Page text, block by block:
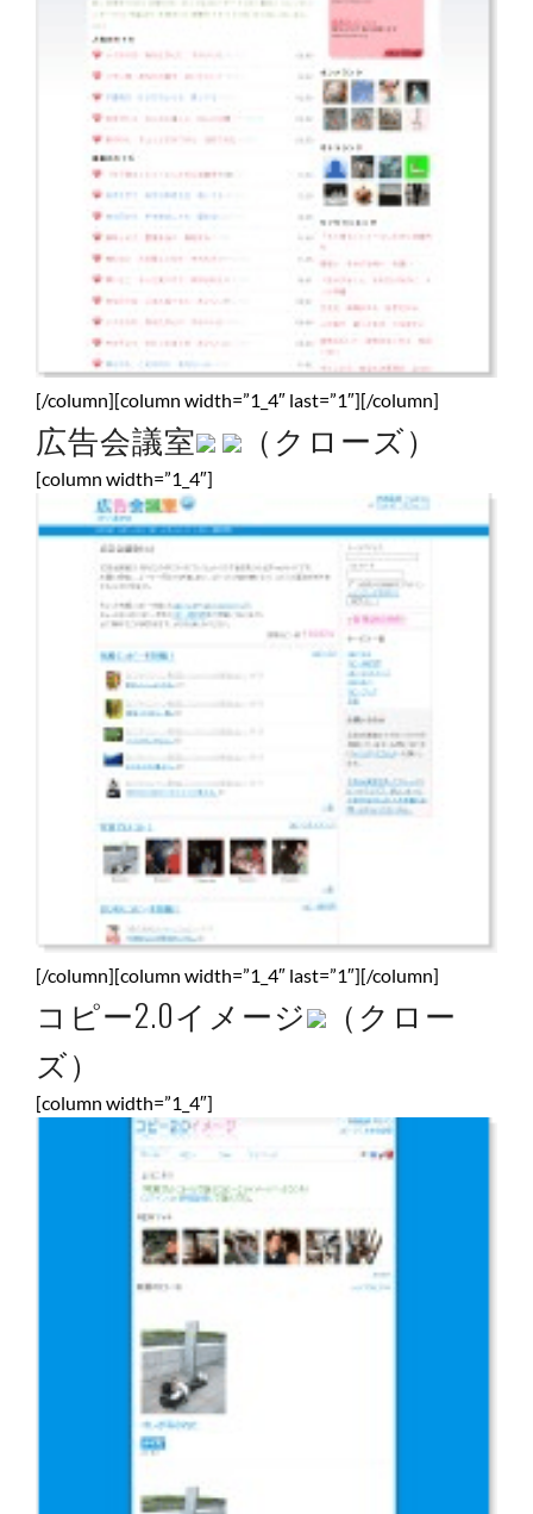
[/column][column width=”1_4″ last=”1″][/column]
広告会議室 （クローズ）
[column width=”1_4″]
[/column][column width=”1_4″ last=”1″][/column]
コピー2.0イメージ
（クロー
ズ）
[column width=”1_4″]